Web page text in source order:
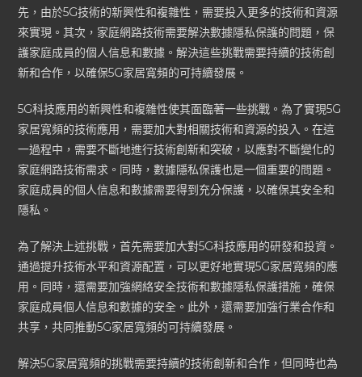
先，由於5G技術的新興性和複雜性，需要投入更多的技術和資源
來實現。其次，家庭網路技術需要解決數據隱私保護的問題，保
護家庭成員的個人信息和數據。解決這些挑戰需要持續的技術創
新和合作，以確保5G家居寬頻的可持續發展。
5G科技應用的新興性和複雜性使其面臨著一些挑戰。為了實現5G
家居寬頻的技術應用，需要加大對相關技術和資源的投入。在這
一過程中，需要不斷地進行技術創新和突破，以應對不斷變化的
家庭網路技術需求。同時，數據隱私保護也是一個重要的問題。
家庭成員的個人信息和數據需要得到充分保護，以確保其安全和
隱私。
為了解決上述挑戰，首先需要加大對5G科技應用的研發和投資。
通過提升技術水平和資源配置，可以更好地實現5G家居寬頻的應
用。同時，還需要加強網絡安全技術和數據隱私保護措施，確保
家庭成員個人信息和數據的安全。此外，還需要加強行業合作和
共享，共同推動5G家居寬頻的可持續發展。
解決5G家居寬頻的挑戰需要持續的技術創新和合作，但同時也為